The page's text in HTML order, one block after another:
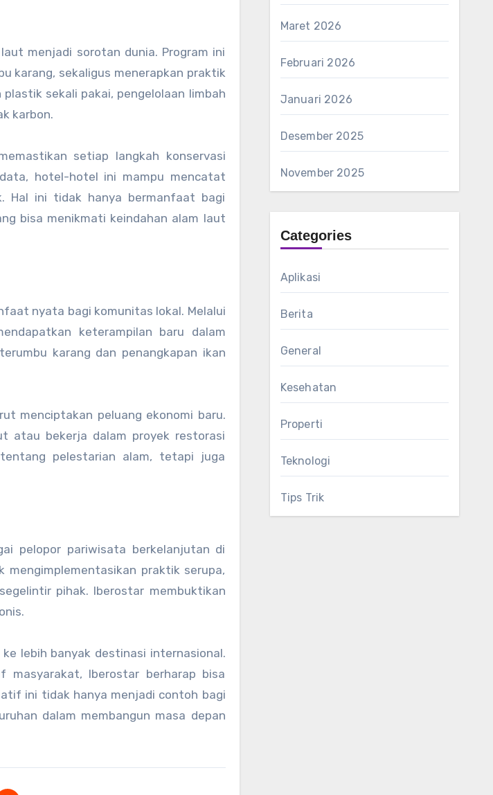
menjadi sorotan dunia. Program ini
karang, sekaligus menerapkan praktik
sekali pakai, pengelolaan limbah
karbon.
setiap langkah konservasi
hotel-hotel ini mampu mencatat
Hal ini tidak hanya bermanfaat bagi
bisa menikmati keindahan alam laut
nyata bagi komunitas lokal. Melalui
keterampilan baru dalam
karang dan penangkapan ikan
menciptakan peluang ekonomi baru.
atau bekerja dalam proyek restorasi
pelestarian alam, tetapi juga
pelopor pariwisata berkelanjutan di
praktik serupa,
pihak. Iberostar membuktikan
lebih banyak destinasi internasional.
masyarakat, Iberostar berharap bisa
ini tidak hanya menjadi contoh bagi
dalam membangun masa depan
Maret 2026
Februari 2026
Januari 2026
Desember 2025
November 2025
Categories
Aplikasi
Berita
General
Kesehatan
Properti
Teknologi
Tips Trik